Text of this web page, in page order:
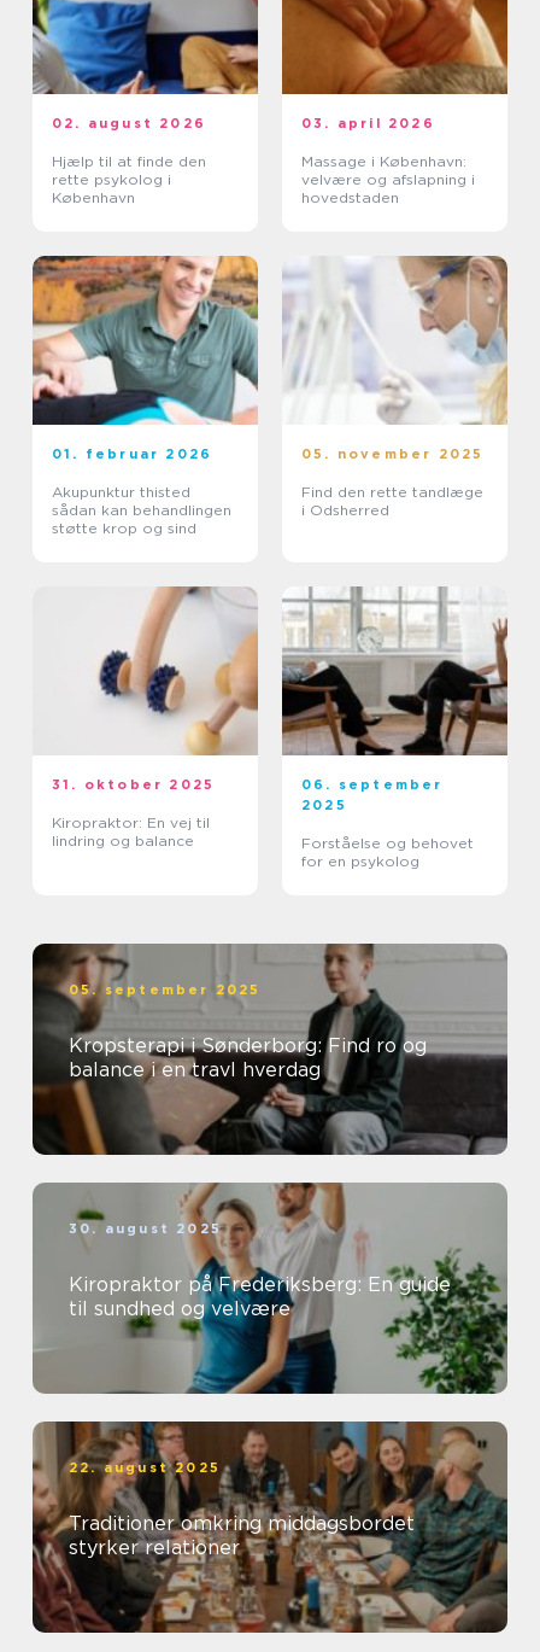
02. august 2026
Hjælp til at finde den
rette psykolog i
København
03. april 2026
Massage i København:
velvære og afslapning i
hovedstaden
01. februar 2026
Akupunktur thisted
sådan kan behandlingen
støtte krop og sind
05. november 2025
Find den rette tandlæge
i Odsherred
31. oktober 2025
Kiropraktor: En vej til
lindring og balance
06. september
2025
Forståelse og behovet
for en psykolog
05. september 2025
Kropsterapi i Sønderborg: Find ro og
balance i en travl hverdag
30. august 2025
Kiropraktor på Frederiksberg: En guide
til sundhed og velvære
22. august 2025
Traditioner omkring middagsbordet
styrker relationer